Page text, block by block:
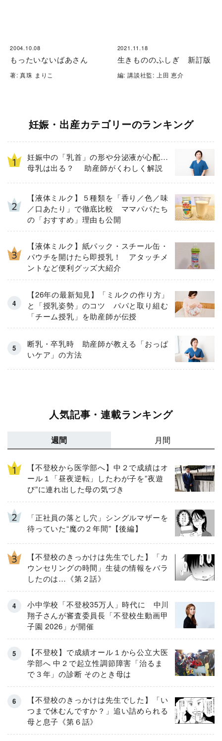
2004.10.08
もったいないばあさん
著: 真珠 まりこ
2021.11.18
生きもののふしぎ 新訂版
編: 講談社監: 上田 恵介
妊娠・出産カテゴリーのランキング
妊娠中の「乳首」の形や分泌液が心配…
母乳は出る？ 助産師がくわしく解説
【液体ミルク】５種類を「香り／色／味
／口あたり」で徹底比較 ママパパたち
の「おすすめ」理由も公開
【液体ミルク】紙パック・スチール缶・
パウチを開けたら即授乳！ アタッチメ
ントなど便利グッズ大紹介
【26年の最新知見】「ミルクの作り方」
と「授乳姿勢」のコツ パパと取り組む
「チーム授乳」を助産師が伝授
断乳・卒乳時 助産師が教える「おっぱ
いケア」の方法
人気記事・連載ランキング
週間 月間
【不登校から医学部へ】中２で成績はオ
ール１「昼夜逆転」したわが子を”夜遊
び”に連れ出した母の気づき
「正社員の落とし穴」シングルマザーを
待っていた“魔の２年間”【後編】
【不登校のきっかけは先生でした】「カ
ウンセリングの時間」生徒の情報をバラ
したのは…《第２話》
小中学校「不登校35万人」時代に 中川
翔子さんが審査委員長「不登校生動画甲
子園 2026」が開催
【不登校】で成績オール１から公立大医
学部へ 中２で起立性調節障害「治るま
で３年」の診断 そのとき母は
【不登校のきっかけは先生でした】「い
つまで休むんですか？」追い詰められる
母と息子《第６話》